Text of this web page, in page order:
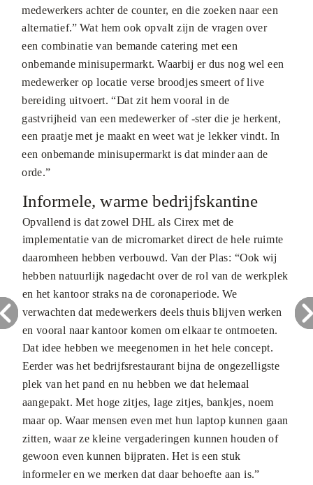
medewerkers achter de counter, en die zoeken naar een
alternatief.” Wat hem ook opvalt zijn de vragen over
een combinatie van bemande catering met een
onbemande minisupermarkt. Waarbij er dus nog wel een
medewerker op locatie verse broodjes smeert of live
bereiding uitvoert. “Dat zit hem vooral in de
gastvrijheid van een medewerker of -ster die je herkent,
een praatje met je maakt en weet wat je lekker vindt. In
een onbemande minisupermarkt is dat minder aan de
orde.”
Informele, warme bedrijfskantine
Opvallend is dat zowel DHL als Cirex met de
implementatie van de micromarket direct de hele ruimte
daaromheen hebben verbouwd. Van der Plas: “Ook wij
hebben natuurlijk nagedacht over de rol van de werkplek
en het kantoor straks na de coronaperiode. We
verwachten dat medewerkers deels thuis blijven werken
en vooral naar kantoor komen om elkaar te ontmoeten.
Dat idee hebben we meegenomen in het hele concept.
Eerder was het bedrijfsrestaurant bijna de ongezelligste
plek van het pand en nu hebben we dat helemaal
aangepakt. Met hoge zitjes, lage zitjes, bankjes, noem
maar op. Waar mensen even met hun laptop kunnen gaan
zitten, waar ze kleine vergaderingen kunnen houden of
gewoon even kunnen bijpraten. Het is een stuk
informeler en we merken dat daar behoefte aan is.”